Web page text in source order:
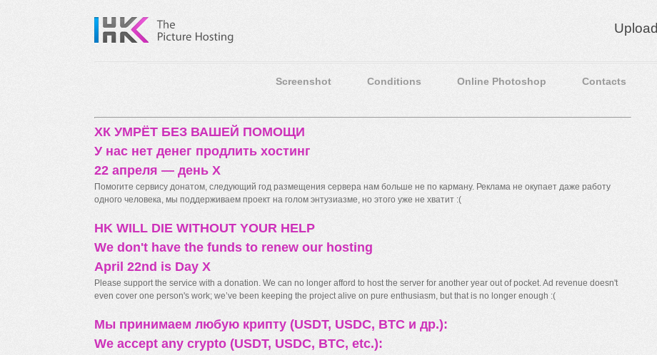
Upload
Screenshot Conditions Online Photoshop Contacts
ХК УМРЁТ БЕЗ ВАШЕЙ ПОМОЩИ
У нас нет денег продлить хостинг
22 апреля — день X
Помогите сервису донатом, следующий год размещения сервера нам больше не по карману. Реклама не окупает даже работу
одного человека, мы поддерживаем проект на голом энтузиазме, но этого уже не хватит :(
HK WILL DIE WITHOUT YOUR HELP
We don't have the funds to renew our hosting
April 22nd is Day X
Please support the service with a donation. We can no longer afford to host the server for another year out of pocket. Ad revenue doesn't
even cover one person's work; we’ve been keeping the project alive on pure enthusiasm, but that is no longer enough :(
Мы принимаем любую крипту (USDT, USDC, BTC и др.):
We accept any crypto (USDT, USDC, BTC, etc.):